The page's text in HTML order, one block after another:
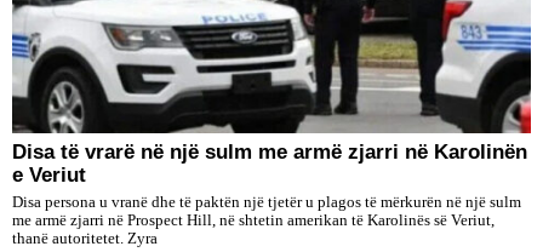
Disa të vrarë në një sulm me armë zjarri në Karolinën
e Veriut
Disa persona u vranë dhe të paktën një tjetër u plagos të mërkurën në një sulm
me armë zjarri në Prospect Hill, në shtetin amerikan të Karolinës së Veriut,
thanë autoritetet. Zyra